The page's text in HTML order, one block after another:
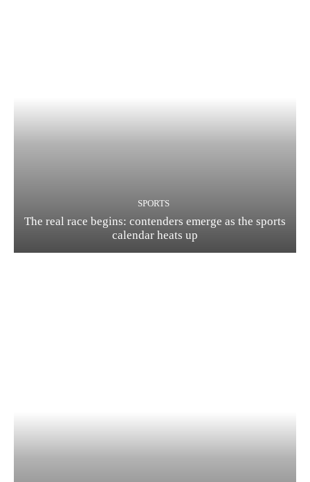
SPORTS
The real race begins: contenders emerge as the sports
calendar heats up